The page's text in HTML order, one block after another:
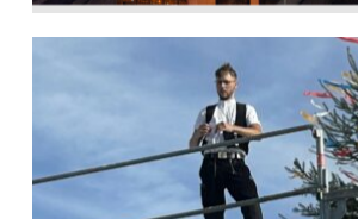
Richtfest Feuerwehr
23. August 2024